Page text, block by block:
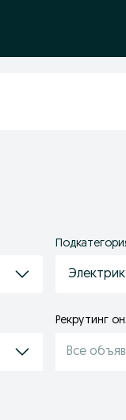
Электрик
Рекрутинг
Все